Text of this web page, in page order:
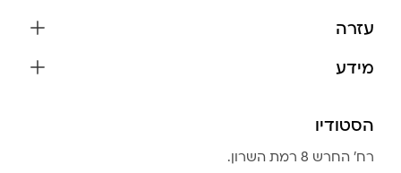
צמידים
בגדים
אביזרים
עזרה
מידע
שמירה על התכשיטים
הצהרת נגישות
הסטודיו
רח׳ החרש 8 רמת השרון.